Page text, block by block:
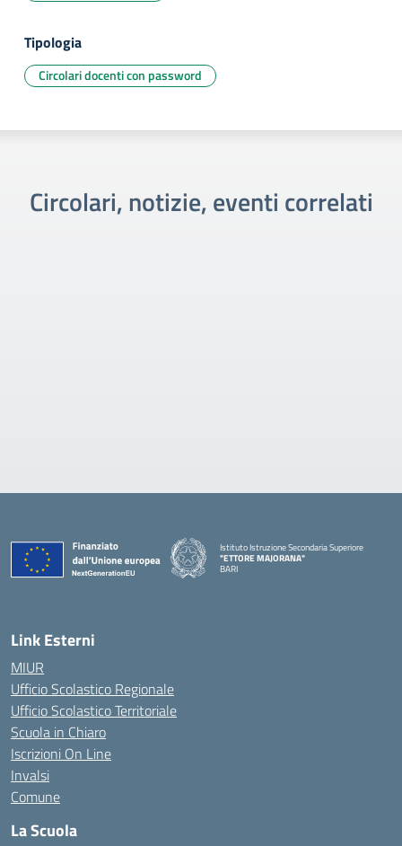
Tipologia
Circolari docenti con password
Circolari, notizie, eventi correlati
Istituto Istruzione Secondaria Superiore
"ETTORE MAJORANA"
BARI
Link Esterni
MIUR
Ufficio Scolastico Regionale
Ufficio Scolastico Territoriale
Scuola in Chiaro
Iscrizioni On Line
Invalsi
Comune
La Scuola